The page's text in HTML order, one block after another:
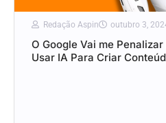
Redação Aspin outubro 3,
O Google Vai me Penalizar
Usar IA Para Criar